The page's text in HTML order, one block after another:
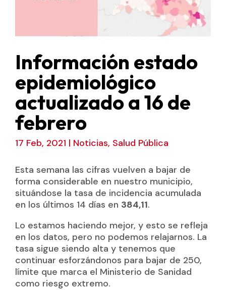
Información estado
epidemiológico
actualizado a 16 de
febrero
17 Feb, 2021 | Noticias, Salud Pública
Esta semana las cifras vuelven a bajar de
forma considerable en nuestro municipio,
situándose la tasa de incidencia acumulada
en los últimos 14 días en 384,11.
Lo estamos haciendo mejor, y esto se refleja
en los datos, pero no podemos relajarnos. La
tasa sigue siendo alta y tenemos que
continuar esforzándonos para bajar de 250,
límite que marca el Ministerio de Sanidad
como riesgo extremo.